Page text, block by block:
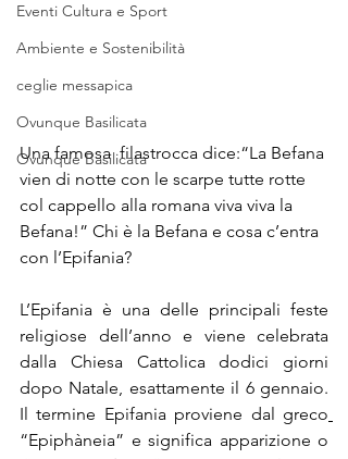
Eventi Cultura e Sport
Ambiente e Sostenibilità
ceglie messapica
Ovunque Basilicata
Ovunque Basilicata
Una famosa  filastrocca dice:“La Befana
vien di notte con le scarpe tutte rotte
col cappello alla romana viva viva la
Befana!” Chi è la Befana e cosa c’entra
con l’Epifania?
L’Epifania è una delle principali feste
religiose dell’anno e viene celebrata
dalla Chiesa Cattolica dodici giorni
dopo Natale, esattamente il 6 gennaio.
Il termine Epifania proviene dal greco